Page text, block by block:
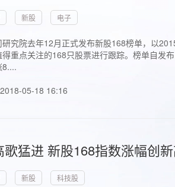
新股 电子
究院去年12月正式发布新股168榜单，以
重点关注的168只股票进行跟踪。榜单自发
8....
2018-05-18 16:16
歌猛进 新股168指数涨幅创
新股 科技股